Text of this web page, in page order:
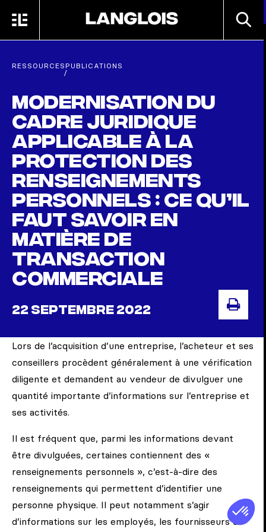
MENU
RESSOURCES
/
PUBLICATIONS
Modernisation du
cadre juridique
applicable à la
protection des
renseignements
personnels : ce qu’il
faut savoir en
matière de
transaction
commerciale
22 SEPTEMBRE 2022
Lors de l’acquisition d’une entreprise, l’acheteur et ses
conseillers procèdent généralement à une vérification
diligente et demandent au vendeur de divulguer une
quantité importante d’informations sur l’entreprise et
ses activités.
Il est fréquent que, parmi les informations devant
être divulguées, certaines contiennent des «
renseignements personnels », c’est-à-dire des
renseignements qui permettent d’identifier une
personne physique. Il peut notamment s’agir
d’informations sur les employés, les fournisseurs ou